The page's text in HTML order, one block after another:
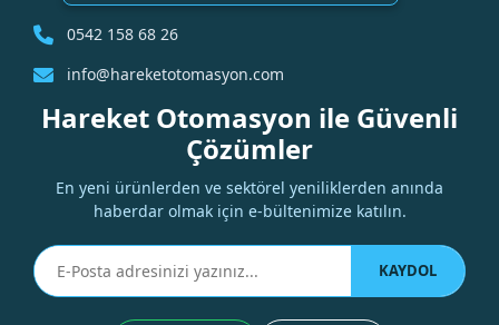
0542 158 68 26
info@hareketotomasyon.com
Hareket Otomasyon ile Güvenli
Çözümler
En yeni ürünlerden ve sektörel yeniliklerden anında
haberdar olmak için e-bültenimize katılın.
KAYDOL